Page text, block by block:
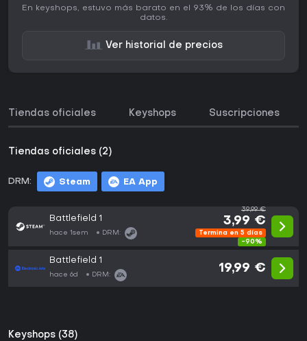
En keyshops, estuvo más barato en el 93% de los días con
datos.
Ver historial de precios
Tiendas oficiales Keyshops Suscripciones
Tiendas oficiales (2)
DRM: Steam EA App
Battlefield 1
hace 1sem DRM:
39,99 €
3,99 €
Termina en 5 días
-90%
Battlefield 1
hace 6d DRM:
19,99 €
Keyshops (38)